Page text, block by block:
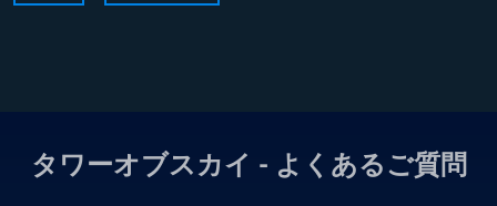
タワーオブスカイ - よくあるご質問